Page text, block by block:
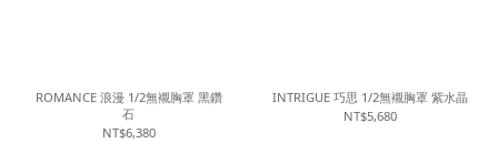
ROMANCE 浪漫 1/2無襯胸罩 黑鑽
石
NT$6,380
INTRIGUE 巧思 1/2無襯胸罩 紫水晶
NT$5,680